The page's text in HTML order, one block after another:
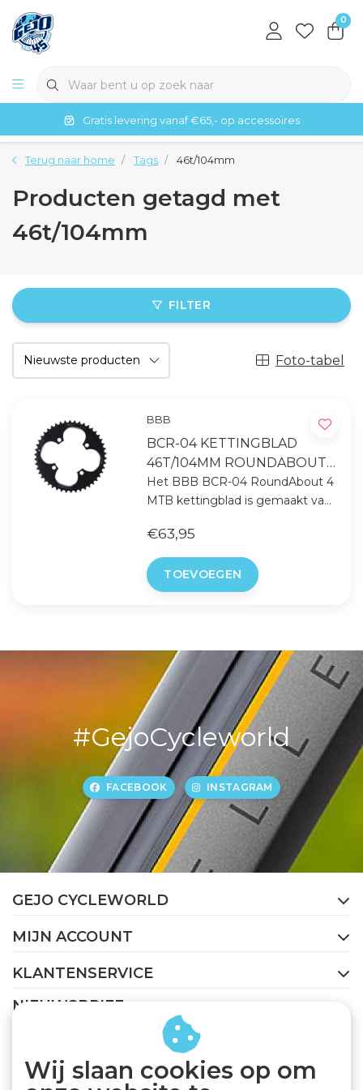
0
Gratis levering vanaf €65,- op accessoires
Terug naar home Tags 46t/104mm
Producten getagd met
46t/104mm
FILTER
Foto-tabel
BBB
BCR-04 KETTINGBLAD
46T/104MM ROUNDABOUT
4
Het BBB BCR-04 RoundAbout 4
MTB kettingblad is gemaakt van
aluminium.
<br>Compatibel met Shimano en
SRAM.
€63,95
TOEVOEGEN
#GejoCycleworld
FACEBOOK INSTAGRAM
GEJO CYCLEWORLD
MIJN ACCOUNT
KLANTENSERVICE
NIEUWSBRIEF
Abonneer je op onze nieuwsbrief om op de hoogte te
Wij slaan cookies op om